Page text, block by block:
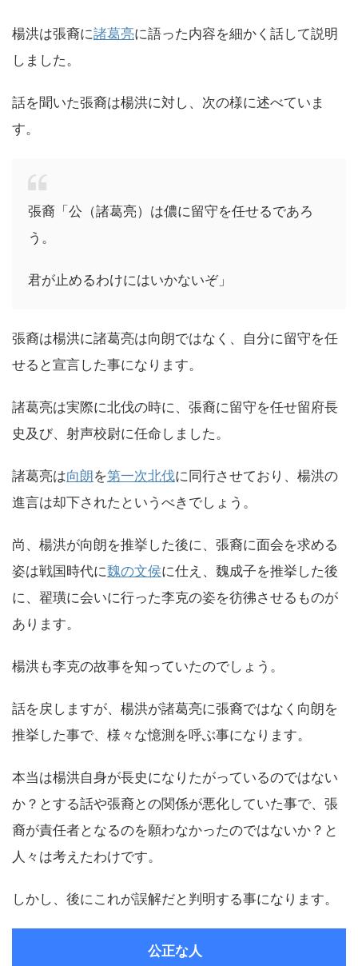
楊洪は張裔に諸葛亮に語った内容を細かく話して説明
しました。
話を聞いた張裔は楊洪に対し、次の様に述べていま
す。
張裔「公（諸葛亮）は儂に留守を任せるであろ
う。
君が止めるわけにはいかないぞ」
張裔は楊洪に諸葛亮は向朗ではなく、自分に留守を任
せると宣言した事になります。
諸葛亮は実際に北伐の時に、張裔に留守を任せ留府長
史及び、射声校尉に任命しました。
諸葛亮は向朗を第一次北伐に同行させており、楊洪の
進言は却下されたというべきでしょう。
尚、楊洪が向朗を推挙した後に、張裔に面会を求める
姿は戦国時代に魏の文侯に仕え、魏成子を推挙した後
に、翟璜に会いに行った李克の姿を彷彿させるものが
あります。
楊洪も李克の故事を知っていたのでしょう。
話を戻しますが、楊洪が諸葛亮に張裔ではなく向朗を
推挙した事で、様々な憶測を呼ぶ事になります。
本当は楊洪自身が長史になりたがっているのではない
か？とする話や張裔との関係が悪化していた事で、張
裔が責任者となるのを願わなかったのではないか？と
人々は考えたわけです。
しかし、後にこれが誤解だと判明する事になります。
公正な人